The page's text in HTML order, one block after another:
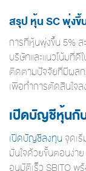
สรุป หุ้น SC พุ่งขึ้
การที่หุ้นพุ่งขึ้น 5%
บริษัทและแนวโน้มที่
ติดตามปัจจัยที่มีผลก
เพื่อทำการตัดสินใจ
เปิดบัญชีหุ้นกั
เปิดบัญชีลงทุน จุดเ
มั่นใจด้วยขั้นตอนง่า
อนุมัติเร็ว SBITO พ